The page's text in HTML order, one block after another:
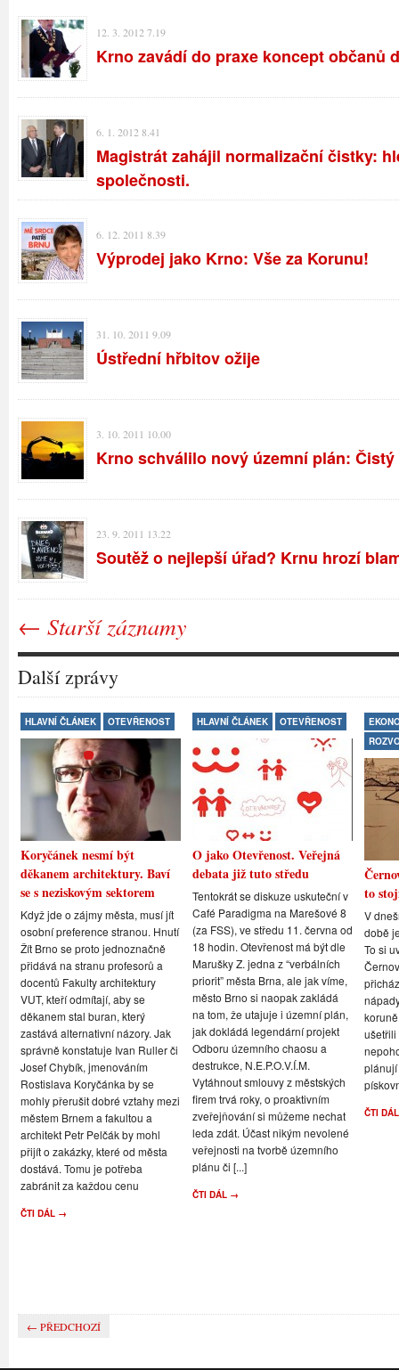
12. 3. 2012 7.19
Krno zavádí do praxe koncept občanů
6. 1. 2012 8.41
Magistrát zahájil normalizační čistky:
společnosti.
6. 12. 2011 8.39
Výprodej jako Krno: Vše za Korunu!
31. 10. 2011 9.09
Ústřední hřbitov ožije
3. 10. 2011 10.00
Krno schválilo nový územní plán:
23. 9. 2011 13.22
Soutěž o nejlepší úřad? Krnu hrozí
← Starší záznamy
Další zprávy
HLAVNÍ ČLÁNEK OTEVŘENOST
Koryčánek nesmí být
děkanem architektury. Baví
se s neziskovým sektorem
Když jde o zájmy města, musí jít
osobní preference stranou. Hnutí
Žít Brno se proto jednoznačně
přidává na stranu profesorů a
docentů Fakulty architektury
VUT, kteří odmítají, aby se
děkanem stal buran, který
zastává alternativní názory. Jak
správně konstatuje Ivan Ruller či
Josef Chybík, jmenováním
Rostislava Koryčánka by se
mohly přerušit dobré vztahy mezi
městem Brnem a fakultou a
architekt Petr Pelčák by mohl
přijít o zakázky, které od města
dostává. Tomu je potřeba
zabránit za každou cenu
ČTI DÁL →
HLAVNÍ ČLÁNEK OTEVŘENOST
O jako Otevřenost. Veřejná
debata již tuto středu
Tentokrát se diskuze uskuteční v
Café Paradigma na Marešové 8
(za FSS), ve středu 11. června od
18 hodin. Otevřenost má být dle
Marušky Z. jedna z “verbálních
priorit” města Brna, ale jak víme,
město Brno si naopak zakládá
na tom, že utajuje i územní plán,
jak dokládá legendární projekt
Odboru územního chaosu a
destrukce, N.E.P.O.V.Í.M.
Vytáhnout smlouvy z městských
firem trvá roky, o proaktivním
zveřejňování si můžeme nechat
leda zdát. Účast nikým nevolené
veřejnosti na tvorbě územního
plánu či [...]
ČTI DÁL →
to
V
době
To si
ušetřili
ČTI
← PŘEDCHOZÍ